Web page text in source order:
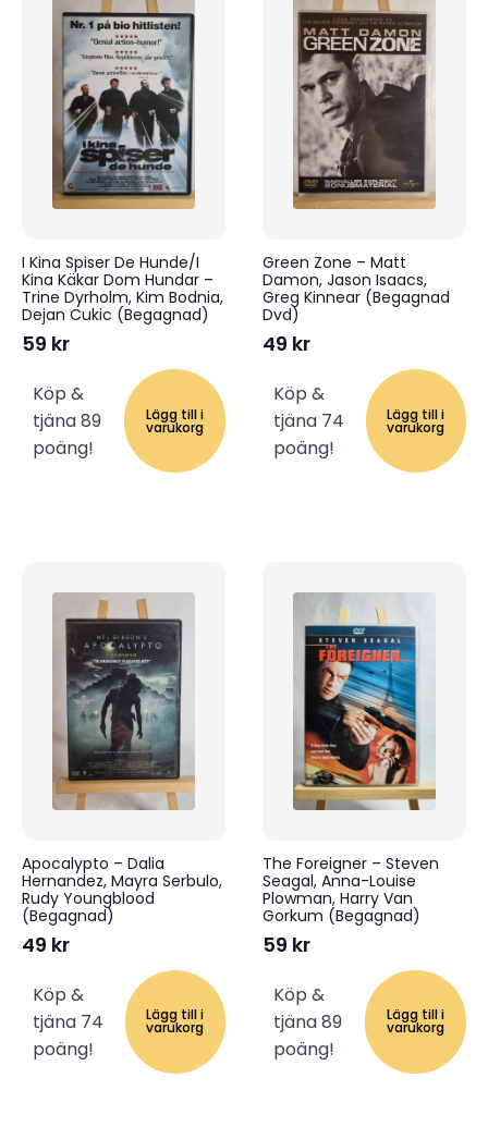
I Kina Spiser De Hunde/I
Kina Käkar Dom Hundar –
Trine Dyrholm, Kim Bodnia,
Dejan Cukic (Begagnad)
59 kr
Köp &
tjäna 89
poäng!
Lägg till i
varukorg
Green Zone – Matt
Damon, Jason Isaacs,
Greg Kinnear (Begagnad
Dvd)
49 kr
Köp &
tjäna 74
poäng!
Lägg till i
varukorg
Apocalypto – Dalia
Hernandez, Mayra Serbulo,
Rudy Youngblood
(Begagnad)
49 kr
Köp &
tjäna 74
poäng!
Lägg till i
varukorg
The Foreigner – Steven
Seagal, Anna-Louise
Plowman, Harry Van
Gorkum (Begagnad)
59 kr
Köp &
tjäna 89
poäng!
Lägg till i
varukorg